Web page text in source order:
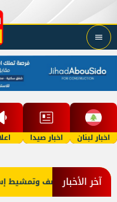
اخبار لبنان اخبار صيدا
آخر الأخبارقصف وتمشيط